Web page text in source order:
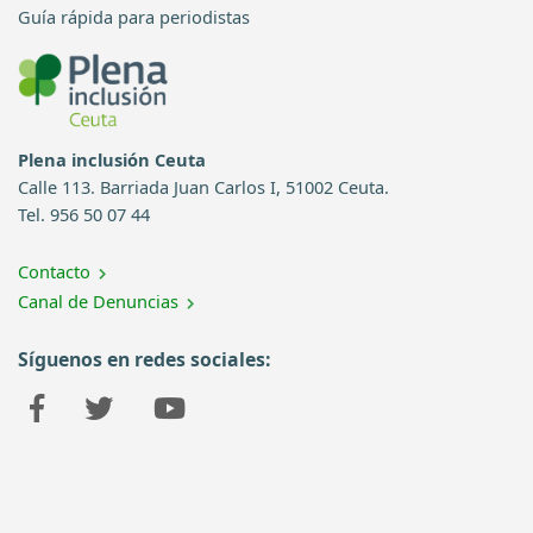
Guía rápida para periodistas
Plena inclusión Ceuta
Calle 113. Barriada Juan Carlos I, 51002 Ceuta.
Tel. 956 50 07 44
Contacto
Canal de Denuncias
Síguenos en redes sociales: